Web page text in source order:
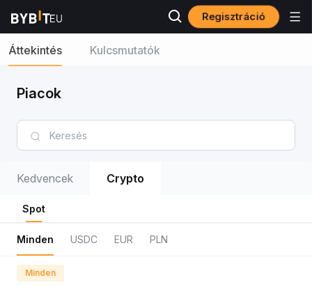
Regisztráció
Áttekintés Kulcsmutatók
Piacok
Kedvencek Crypto
Spot
Minden USDC EUR PLN
Minden